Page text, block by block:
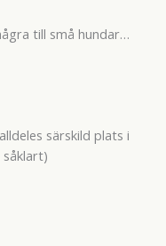
till små hundar…
särskild plats i